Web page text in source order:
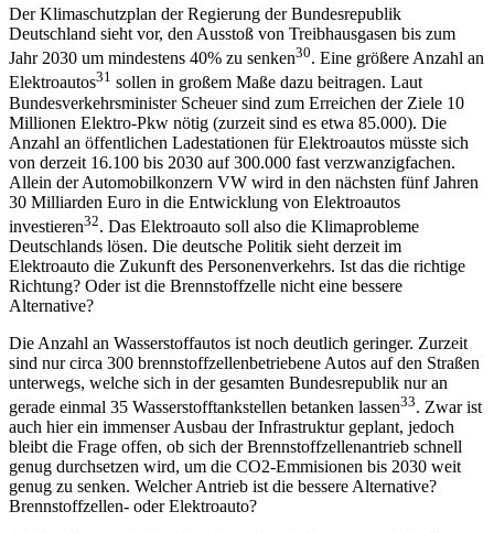
Der Klimaschutzplan der Regierung der Bundesrepublik
Deutschland sieht vor, den Ausstoß von Treibhausgasen bis zum
Jahr 2030 um mindestens 40% zu senken30. Eine größere Anzahl an
Elektroautos31 sollen in großem Maße dazu beitragen. Laut
Bundesverkehrsminister Scheuer sind zum Erreichen der Ziele 10
Millionen Elektro-Pkw nötig (zurzeit sind es etwa 85.000). Die
Anzahl an öffentlichen Ladestationen für Elektroautos müsste sich
von derzeit 16.100 bis 2030 auf 300.000 fast verzwanzigfachen.
Allein der Automobilkonzern VW wird in den nächsten fünf Jahren
30 Milliarden Euro in die Entwicklung von Elektroautos
investieren32. Das Elektroauto soll also die Klimaprobleme
Deutschlands lösen. Die deutsche Politik sieht derzeit im
Elektroauto die Zukunft des Personenverkehrs. Ist das die richtige
Richtung? Oder ist die Brennstoffzelle nicht eine bessere
Alternative?
Die Anzahl an Wasserstoffautos ist noch deutlich geringer. Zurzeit
sind nur circa 300 brennstoffzellenbetriebene Autos auf den Straßen
unterwegs, welche sich in der gesamten Bundesrepublik nur an
gerade einmal 35 Wasserstofftankstellen betanken lassen33. Zwar ist
auch hier ein immenser Ausbau der Infrastruktur geplant, jedoch
bleibt die Frage offen, ob sich der Brennstoffzellenantrieb schnell
genug durchsetzen wird, um die CO2-Emmisionen bis 2030 weit
genug zu senken. Welcher Antrieb ist die bessere Alternative?
Brennstoffzellen- oder Elektroauto?